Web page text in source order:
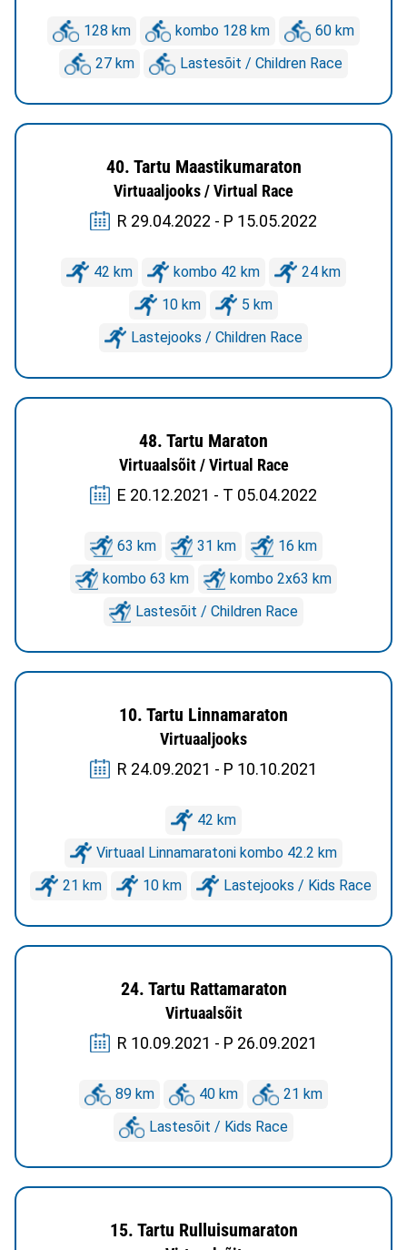
128 km kombo 128 km
60 km
27 km
Lastesõit / Children Race
40. Tartu Maastikumaraton
Virtuaaljooks / Virtual Race
R 29.04.2022 - P 15.05.2022
42 km kombo 42 km
24 km
10 km
5 km
Lastejooks / Children Race
48. Tartu Maraton
Virtuaalsõit / Virtual Race
E 20.12.2021 - T 05.04.2022
63 km 31 km
16 km
kombo 63 km
kombo 2x63 km
Lastesõit / Children Race
10. Tartu Linnamaraton
Virtuaaljooks
R 24.09.2021 - P 10.10.2021
42 km
Virtuaal Linnamaratoni kombo 42.2 km
21 km
10 km Lastejooks / Kids Race
24. Tartu Rattamaraton
Virtuaalsõit
R 10.09.2021 - P 26.09.2021
89 km 40 km
21 km
Lastesõit / Kids Race
15. Tartu Rulluisumaraton